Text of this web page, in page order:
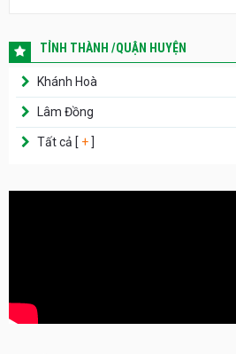
TỈNH THÀNH /QUẬN HUYỆN
Khánh Hoà
Lâm Đồng
Tất cả [ + ]